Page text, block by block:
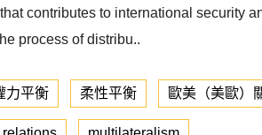
contributes to international security
process of distribu..
力平衡 柔性平衡 歐美（美歐）